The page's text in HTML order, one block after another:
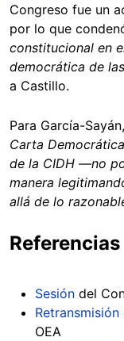
Congreso fue un
por lo que
constitucional en
democrática de
a Castillo.
Para García-
Carta
de la CIDH —no
manera
allá de lo
Referencias
Sesión del
Retransmisión
OEA